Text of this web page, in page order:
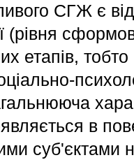
СГЖ є
(рівня
етапів,
в
суб'єктами